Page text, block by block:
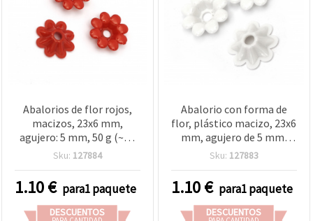
Abalorios de flor rojos,
macizos, 23x6 mm,
agujero: 5 mm, 50 g (~75
uds)
Sku: 127884
1.10€ para1 paquete
DESCUENTOS
Abalorio con forma de
flor, plástico macizo, 23x6
mm, agujero de 5 mm,
blanco — 50 g (aprox. 75
martenitsa, pulseras,
bisutería y decoración
Sku: 127883
1.10€ para1 paquete
DESCUENTOS